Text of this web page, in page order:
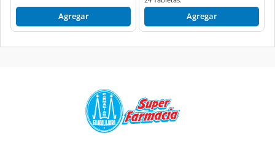
Agregar Agregar